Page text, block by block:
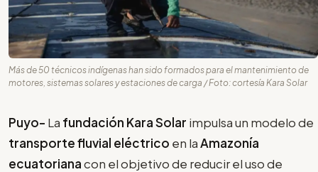
Más de 50 técnicos indígenas han sido formados para el mantenimiento de
motores, sistemas solares y estaciones de carga / Foto: cortesía Kara Solar
Puyo- La fundación Kara Solar impulsa un modelo de
transporte fluvial eléctrico en laAmazonía
ecuatorianacon el objetivo de reducir el uso de